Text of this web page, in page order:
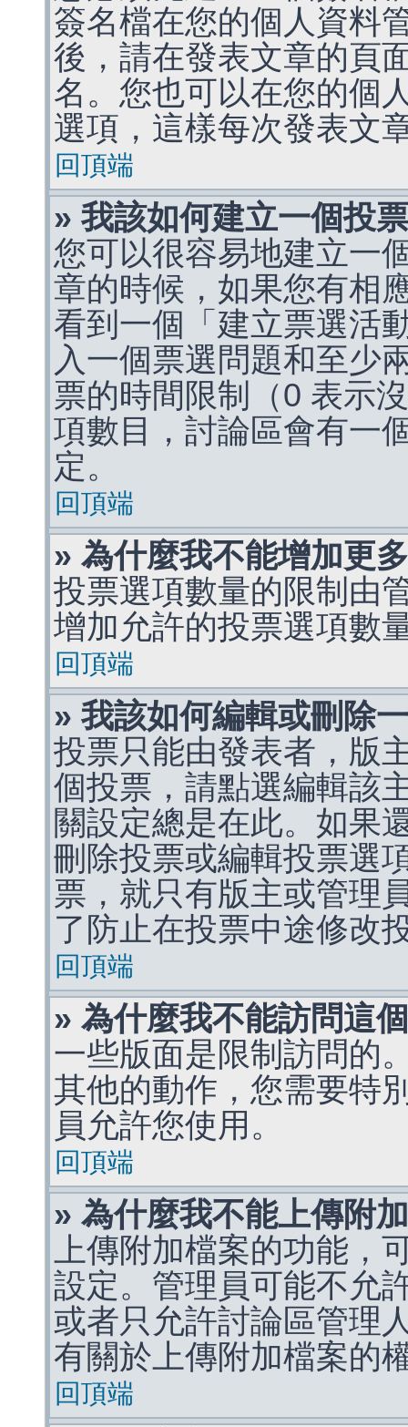
簽名檔在您的個人資料
後，請在發表文章的頁
名。您也可以在您的個
選項，這樣每次發表文
回頂端
» 我該如何建立一個投
您可以很容易地建立一
章的時候，如果您有相
看到一個「建立票選活
入一個票選問題和至少
票的時間限制（0 表示
項數目，討論區會有一
定。
回頂端
» 為什麼我不能增加更
投票選項數量的限制由
增加允許的投票選項數
回頂端
» 我該如何編輯或刪除
投票只能由發表者，版
個投票，請點選編輯該
關設定總是在此。如果
刪除投票或編輯投票選
票，就只有版主或管理
了防止在投票中途修改
回頂端
» 為什麼我不能訪問這
一些版面是限制訪問的
其他的動作，您需要特
員允許您使用。
回頂端
» 為什麼我不能上傳附
上傳附加檔案的功能，
設定。管理員可能不允
或者只允許討論區管理
有關於上傳附加檔案的
回頂端